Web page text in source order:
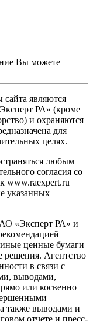
Вы можете
являются
РА» (кроме
и охраняются
для
целях.
любым
согласия со
www.raexpert.ru
указанных
«Эксперт РА» и
ценные бумаги
Агентство
в связи с
выводами,
или косвенно
также выводами и
отчете и пресс-